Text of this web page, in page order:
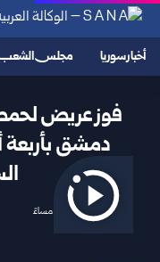
أخبار سوريا مجلس
فوز عريض
دمشق
2026/04/17 7:14 مساءً